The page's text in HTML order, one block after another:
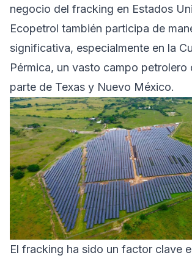
negocio del fracking en Estados
Ecopetrol también participa de
significativa, especialmente en la
Pérmica, un vasto campo petrolero
parte de Texas y Nuevo México.
El fracking ha sido un factor clave